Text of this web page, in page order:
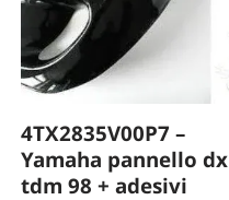
4TX2835V00P7 –
Yamaha pannello dx
tdm 98 + adesivi